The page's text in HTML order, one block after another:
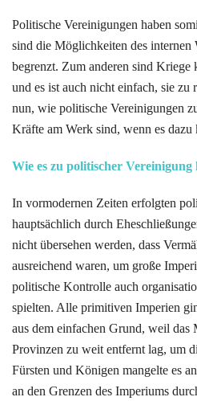
Politische Vereinigungen haben
sind die Möglichkeiten des internen
begrenzt. Zum anderen sind Kriege
und es ist auch nicht einfach, sie
nun, wie politische Vereinigungen
Kräfte am Werk sind, wenn es dazu
Wie es zu politischer Vereinigung
In vormodernen Zeiten erfolgten
hauptsächlich durch
nicht übersehen werden, dass
ausreichend waren, um große
politische Kontrolle auch
spielten. Alle primitiven Imperien
aus dem einfachen Grund, weil das
Provinzen zu weit entfernt lag, um
Fürsten und Königen mangelte es
an den Grenzen des Imperiums